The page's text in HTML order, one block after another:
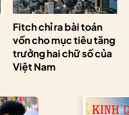
Fitch chỉ ra bài toán
vốn cho mục tiêu tăng
trưởng hai chữ số của
Việt Nam